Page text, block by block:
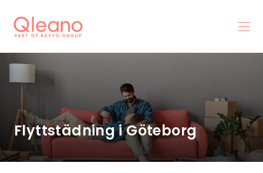
Flyttstädning i Göteborg